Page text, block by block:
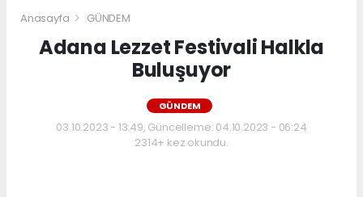
Anasayfa GÜNDEM
Adana Lezzet Festivali Halkla
Buluşuyor
GÜNDEM
03.10.2023 - 13:49, Güncelleme: 04.10.2023 - 06:24
2314+ kez okundu.